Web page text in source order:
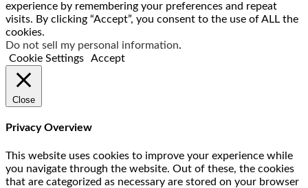
experience by remembering your preferences and repeat
visits. By clicking “Accept”, you consent to the use of ALL the
cookies.
Do not sell my personal information.
Cookie Settings
Accept
Close
Privacy Overview
This website uses cookies to improve your experience while
you navigate through the website. Out of these, the cookies
that are categorized as necessary are stored on your browser